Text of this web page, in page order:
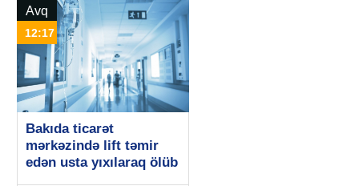
Avq
12:17
Bakıda ticarət
mərkəzində lift təmir
edən usta yıxılaraq ölüb